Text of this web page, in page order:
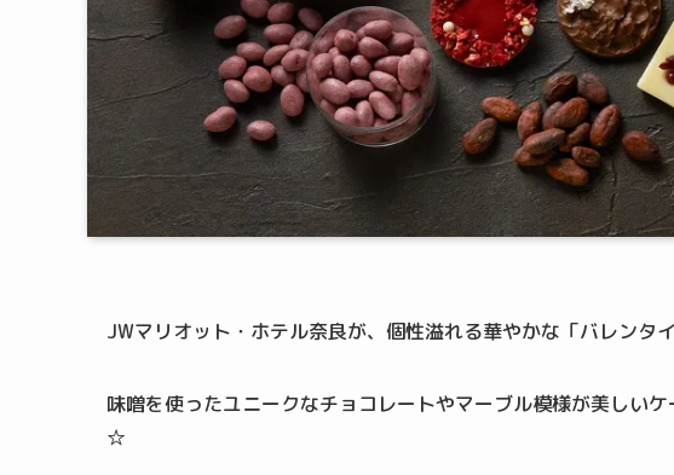
JWマリオット・ホテル奈良が、個性溢れる華やかな「バレンタ
味噌を使ったユニークなチョコレートやマーブル模様が美しい
☆